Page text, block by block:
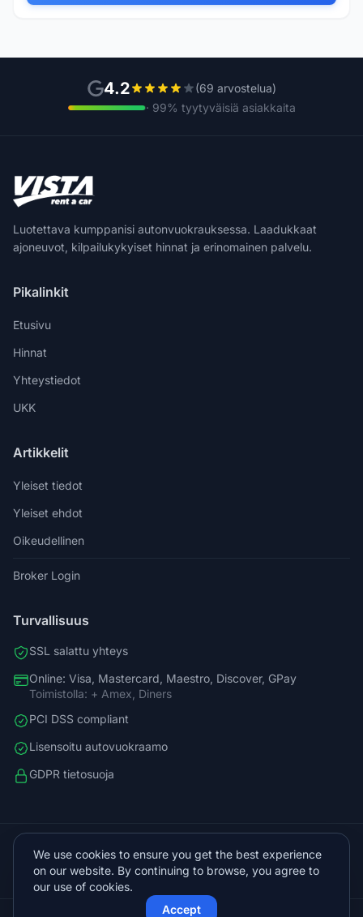
4.2
(69 arvostelua)
· 99% tyytyväisiä asiakkaita
Luotettava kumppanisi autonvuokrauksessa. Laadukkaat
ajoneuvot, kilpailukykyiset hinnat ja erinomainen palvelu.
Pikalinkit
Etusivu
Hinnat
Yhteystiedot
UKK
Artikkelit
Yleiset tiedot
Yleiset ehdot
Oikeudellinen
Broker Login
Turvallisuus
SSL salattu yhteys
Online: Visa, Mastercard, Maestro, Discover, GPay
Toimistolla: + Amex, Diners
PCI DSS compliant
Lisensoitu autovuokraamo
GDPR tietosuoja
info@vista.hr
Planinarski put 9, Veliko Brdo, Makarska
We use cookies to ensure you get the best experience
on our website. By continuing to browse, you agree to
our use of cookies.
Accept